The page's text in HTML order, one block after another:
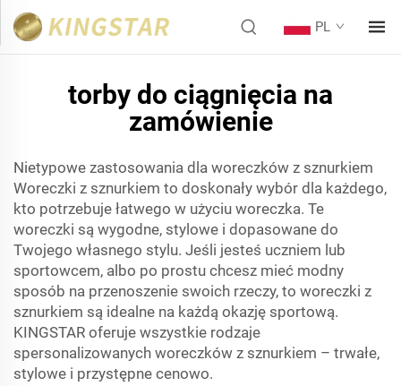
PL
torby do ciągnięcia na
zamówienie
Nietypowe zastosowania dla woreczków z sznurkiem
Woreczki z sznurkiem to doskonały wybór dla każdego,
kto potrzebuje łatwego w użyciu woreczka. Te
woreczki są wygodne, stylowe i dopasowane do
Twojego własnego stylu. Jeśli jesteś uczniem lub
sportowcem, albo po prostu chcesz mieć modny
sposób na przenoszenie swoich rzeczy, to woreczki z
sznurkiem są idealne na każdą okazję sportową.
KINGSTAR oferuje wszystkie rodzaje
spersonalizowanych woreczków z sznurkiem – trwałe,
stylowe i przystępne cenowo.